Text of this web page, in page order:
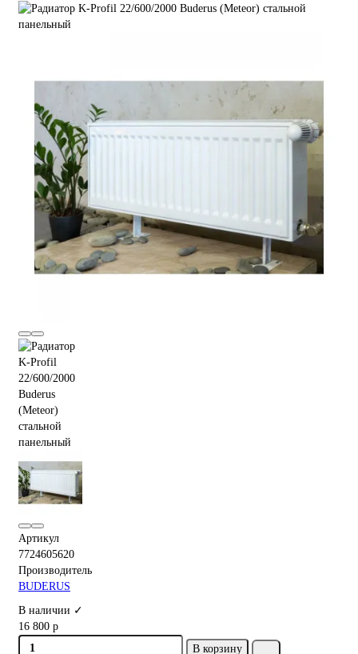
Артикул
7724605620
Производитель
BUDERUS
В наличии ✓
16 800 р
В корзину